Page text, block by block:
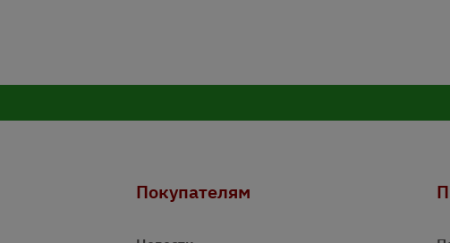
Покупателям